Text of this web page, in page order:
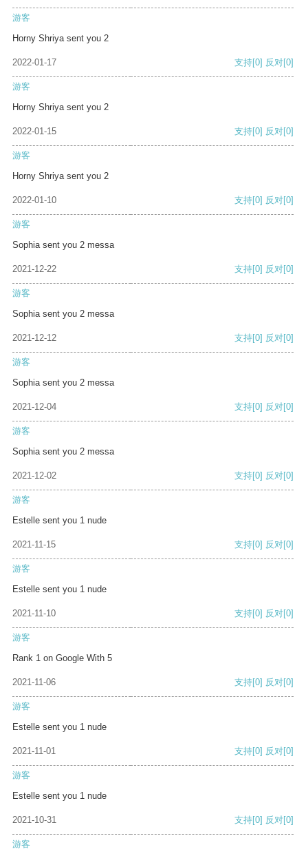
游客
Horny Shriya sent you 2
2022-01-17 支持[0] 反对[0]
游客
Horny Shriya sent you 2
2022-01-15 支持[0] 反对[0]
游客
Horny Shriya sent you 2
2022-01-10 支持[0] 反对[0]
游客
Sophia sent you 2 messa
2021-12-22 支持[0] 反对[0]
游客
Sophia sent you 2 messa
2021-12-12 支持[0] 反对[0]
游客
Sophia sent you 2 messa
2021-12-04 支持[0] 反对[0]
游客
Sophia sent you 2 messa
2021-12-02 支持[0] 反对[0]
游客
Estelle sent you 1 nude
2021-11-15 支持[0] 反对[0]
游客
Estelle sent you 1 nude
2021-11-10 支持[0] 反对[0]
游客
Rank 1 on Google With 5
2021-11-06 支持[0] 反对[0]
游客
Estelle sent you 1 nude
2021-11-01 支持[0] 反对[0]
游客
Estelle sent you 1 nude
2021-10-31 支持[0] 反对[0]
游客